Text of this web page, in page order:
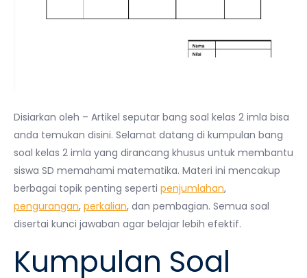
Disiarkan oleh – Artikel seputar bang soal kelas 2 imla bisa
anda temukan disini. Selamat datang di kumpulan bang
soal kelas 2 imla yang dirancang khusus untuk membantu
siswa SD memahami matematika. Materi ini mencakup
berbagai topik penting seperti penjumlahan,
pengurangan, perkalian, dan pembagian. Semua soal
disertai kunci jawaban agar belajar lebih efektif.
Kumpulan Soal